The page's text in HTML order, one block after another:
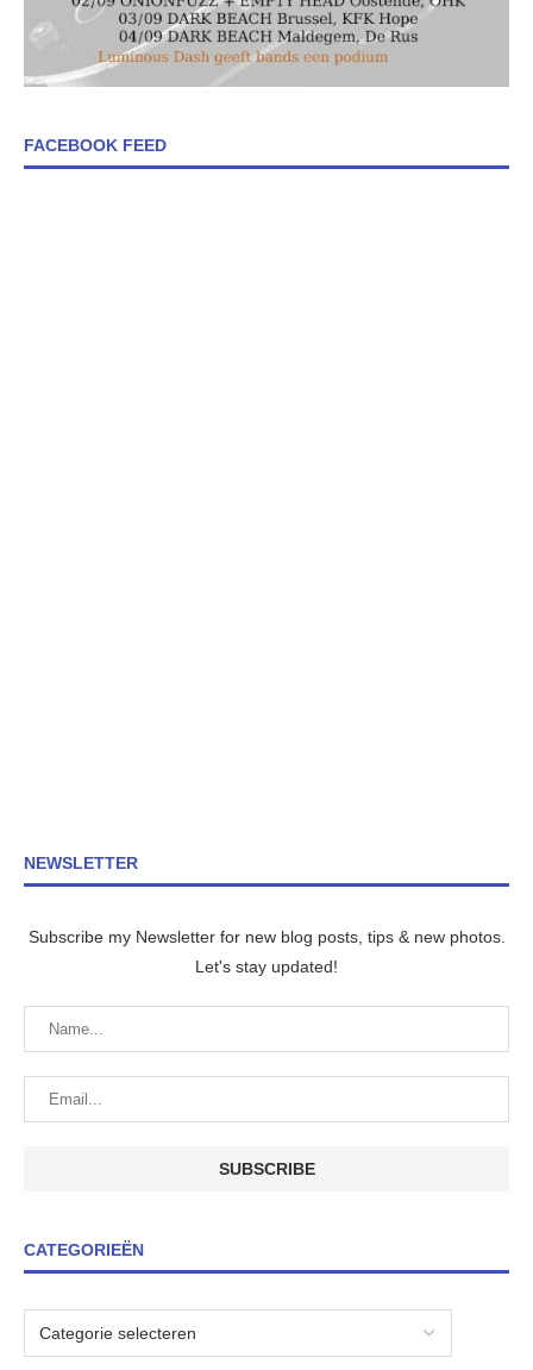
FACEBOOK FEED
NEWSLETTER
Subscribe my Newsletter for new blog posts, tips & new photos.
Let's stay updated!
CATEGORIEËN